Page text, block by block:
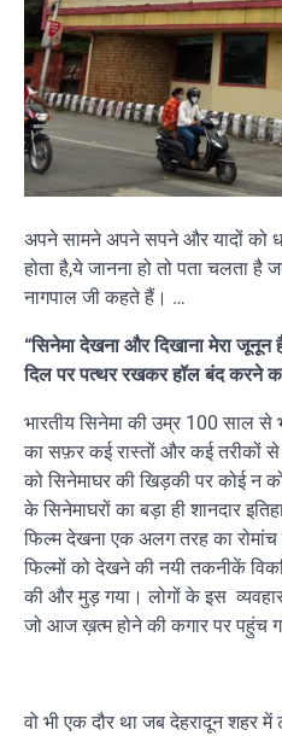
अपने सामने अपने सपने और यादों को
होता है,ये जानना हो तो पता चलता है
नागपाल जी कहते हैं। …
“सिनेमा देखना और दिखाना मेरा
दिल पर पत्थर रखकर हॉल बंद करने का
भारतीय सिनेमा की उम्र 100 साल से
का सफ़र कई रास्तों और कई तरीकों
को सिनेमाघर की खिड़की पर कोई न
के सिनेमाघरों का बड़ा ही शानदार
फिल्म देखना एक अलग तरह का
फिल्मों को देखने की नयी तकनीकें
की और मुड़ गया। लोगों के इस
जो आज ख़त्म होने की कगार पर पहुंच
वो भी एक दौर था जब देहरादून शहर